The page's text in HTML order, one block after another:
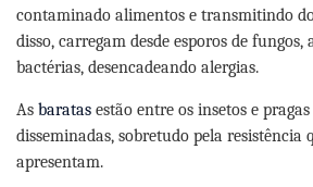
contaminado alimentos e transmitindo
disso, carregam desde esporos de fungos,
bactérias, desencadeando alergias.
As baratas estão entre os insetos e
disseminadas, sobretudo pela resistência
apresentam.